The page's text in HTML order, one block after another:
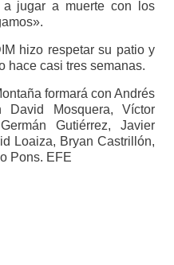
a jugar a muerte con los
hizo respetar su patio y
hace casi tres semanas.
formará con Andrés
David Mosquera, Víctor
Gutiérrez, Javier
Loaiza, Bryan Castrillón,
Pons. EFE